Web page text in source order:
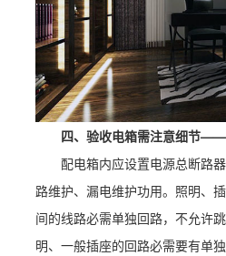
四、验收电箱需注意细节
配电箱内应设置电源总断路
路维护、漏电维护功用。照明、
间的线路必需单独回路，不允许
明、一般插座的回路必需要有单